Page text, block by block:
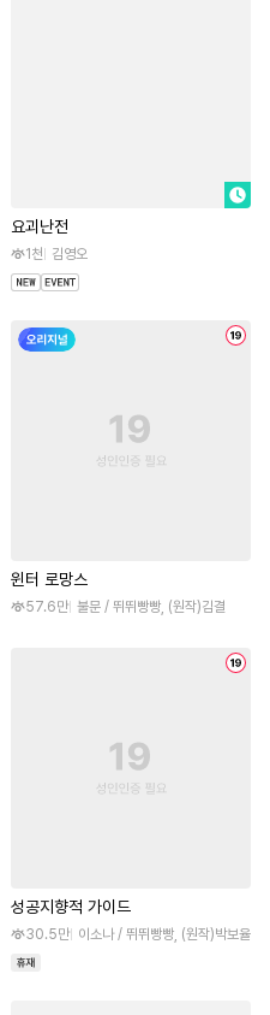
요괴난전
1천 김영오
윈터 로망스
57.6만 불문 / 뛰뛰빵빵, (원작)김결
성공지향적 가이드
30.5만 이소나 / 뛰뛰빵빵, (원작)박보율